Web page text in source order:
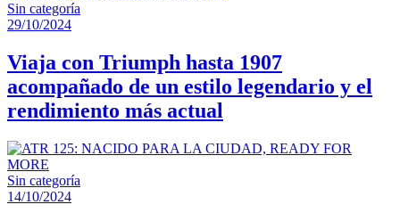
Sin categoría
29/10/2024
Viaja con Triumph hasta 1907
acompañado de un estilo legendario y el
rendimiento más actual
Sin categoría
14/10/2024